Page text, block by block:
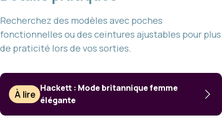
Recherchez des modèles avec poches
fonctionnelles ou des ceintures ajustables pour plus
de praticité lors de vos sorties.
À lire
Hackett : Mode britannique femme
élégante